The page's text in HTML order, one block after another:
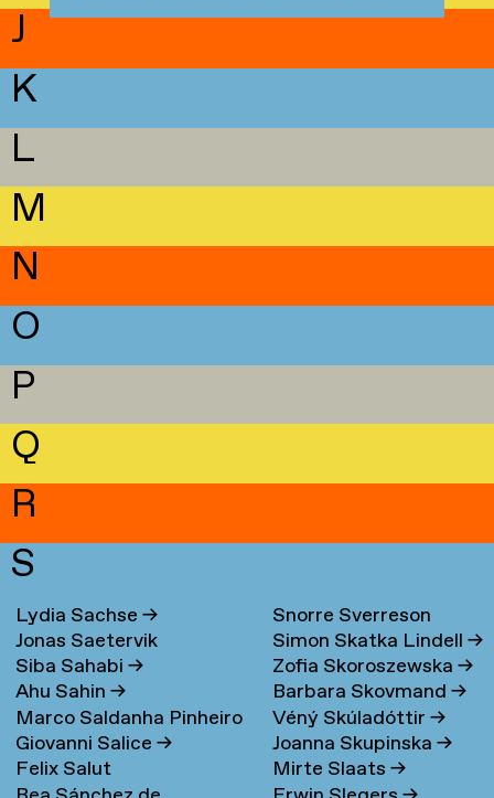
J
K
L
M
N
O
P
Q
R
S
Lydia Sachse→
Jonas Saetervik
Siba Sahabi→
Ahu Sahin→
Marco Saldanha Pinheiro
→
Giovanni Salice→
Felix Salut
Snorre Sverreson
Skarveland Petlund→
Simon Skatka Lindell→
Zofia Skoroszewska→
Barbara Skovmand→
Véný Skúladóttir→
Joanna Skupinska→
Mirte Slaats→